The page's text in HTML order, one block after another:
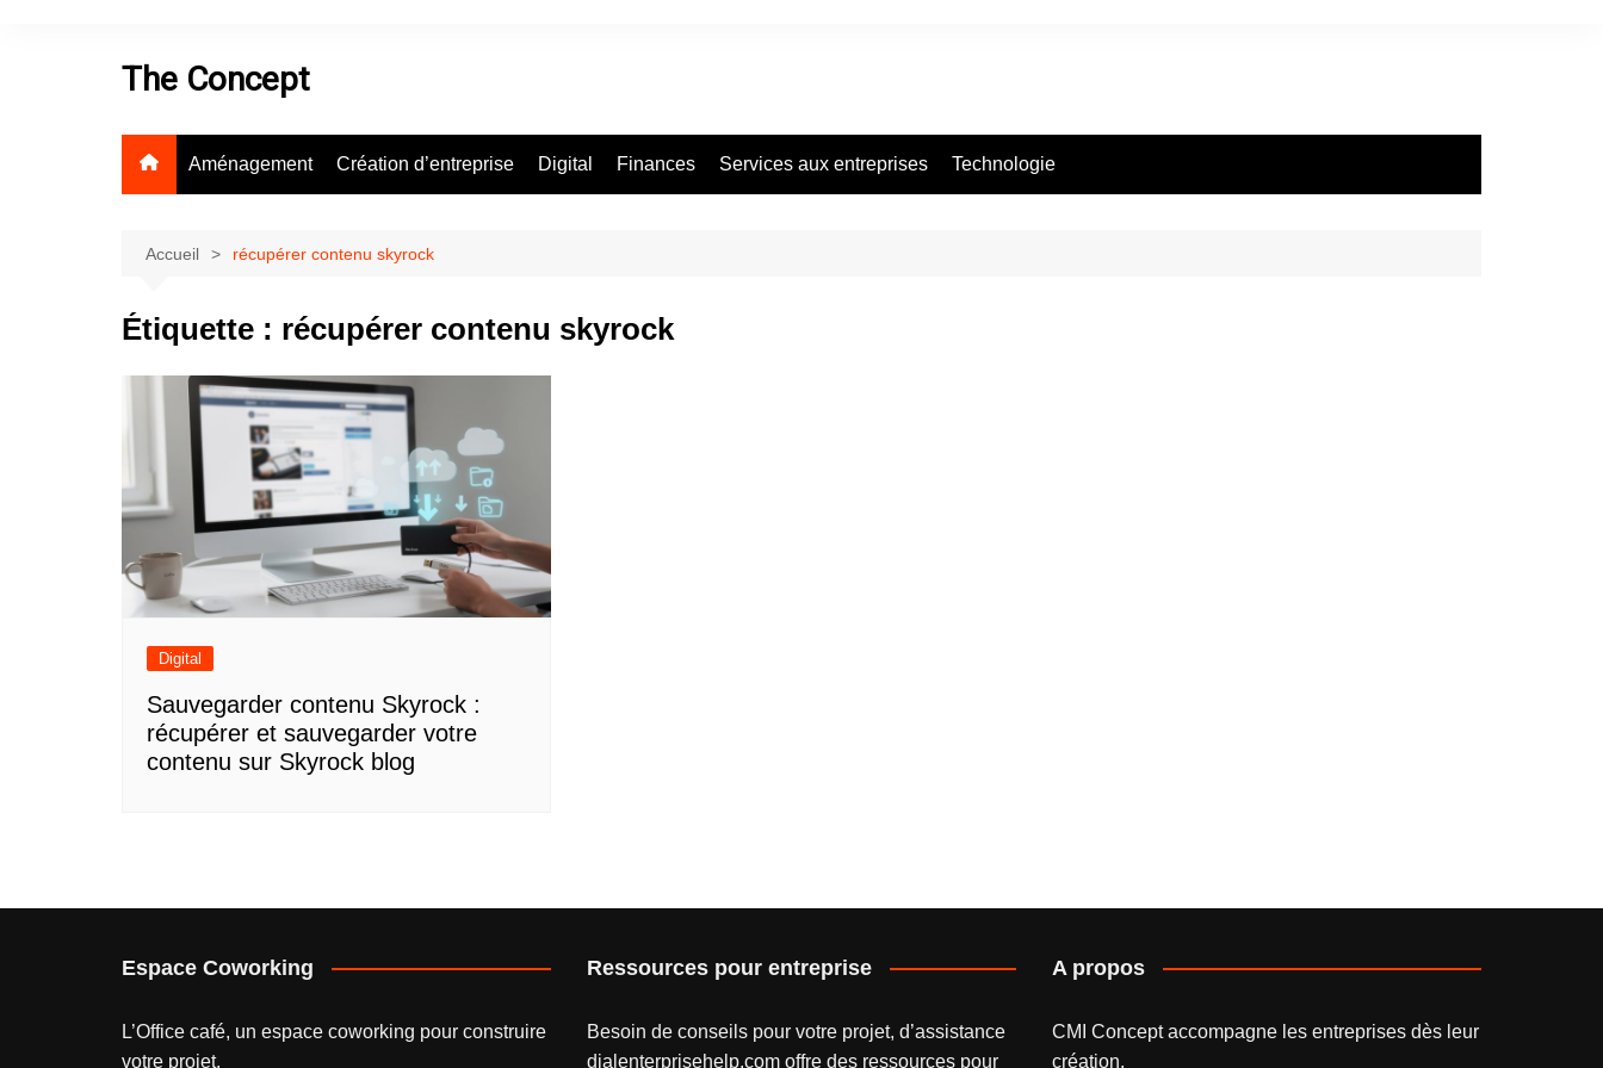
The Concept
Aménagement Création d’entreprise Digital Finances Services aux entreprises Technologie
Accueil récupérer contenu skyrock
Étiquette : récupérer contenu skyrock
Digital
Sauvegarder contenu Skyrock :
récupérer et sauvegarder votre
contenu sur Skyrock blog
Espace Coworking
L’Office café, un espace coworking pour construire
votre projet.
Ressources pour entreprise
Besoin de conseils pour votre projet, d’assistance
dialenterprisehelp.com offre des ressources pour
A propos
CMI Concept accompagne les entreprises dès leur
création.